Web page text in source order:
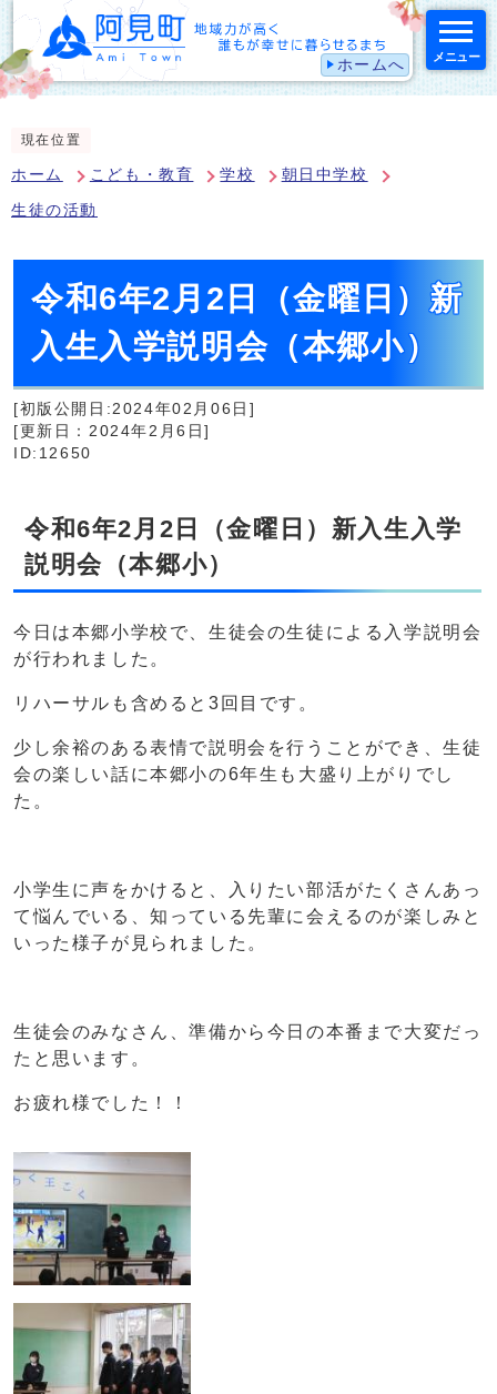
ホームへ メニュー
現在位置
ホーム こども・教育 学校 朝日中学校
生徒の活動
令和6年2月2日（金曜日）新
入生入学説明会（本郷小）
[初版公開日:2024年02月06日]
[更新日：2024年2月6日]
ID:12650
令和6年2月2日（金曜日）新入生入学
説明会（本郷小）
今日は本郷小学校で、生徒会の生徒による入学説明会
が行われました。
リハーサルも含めると3回目です。
少し余裕のある表情で説明会を行うことができ、生徒
会の楽しい話に本郷小の6年生も大盛り上がりでし
た。
小学生に声をかけると、入りたい部活がたくさんあっ
て悩んでいる、知っている先輩に会えるのが楽しみと
いった様子が見られました。
生徒会のみなさん、準備から今日の本番まで大変だっ
たと思います。
お疲れ様でした！！